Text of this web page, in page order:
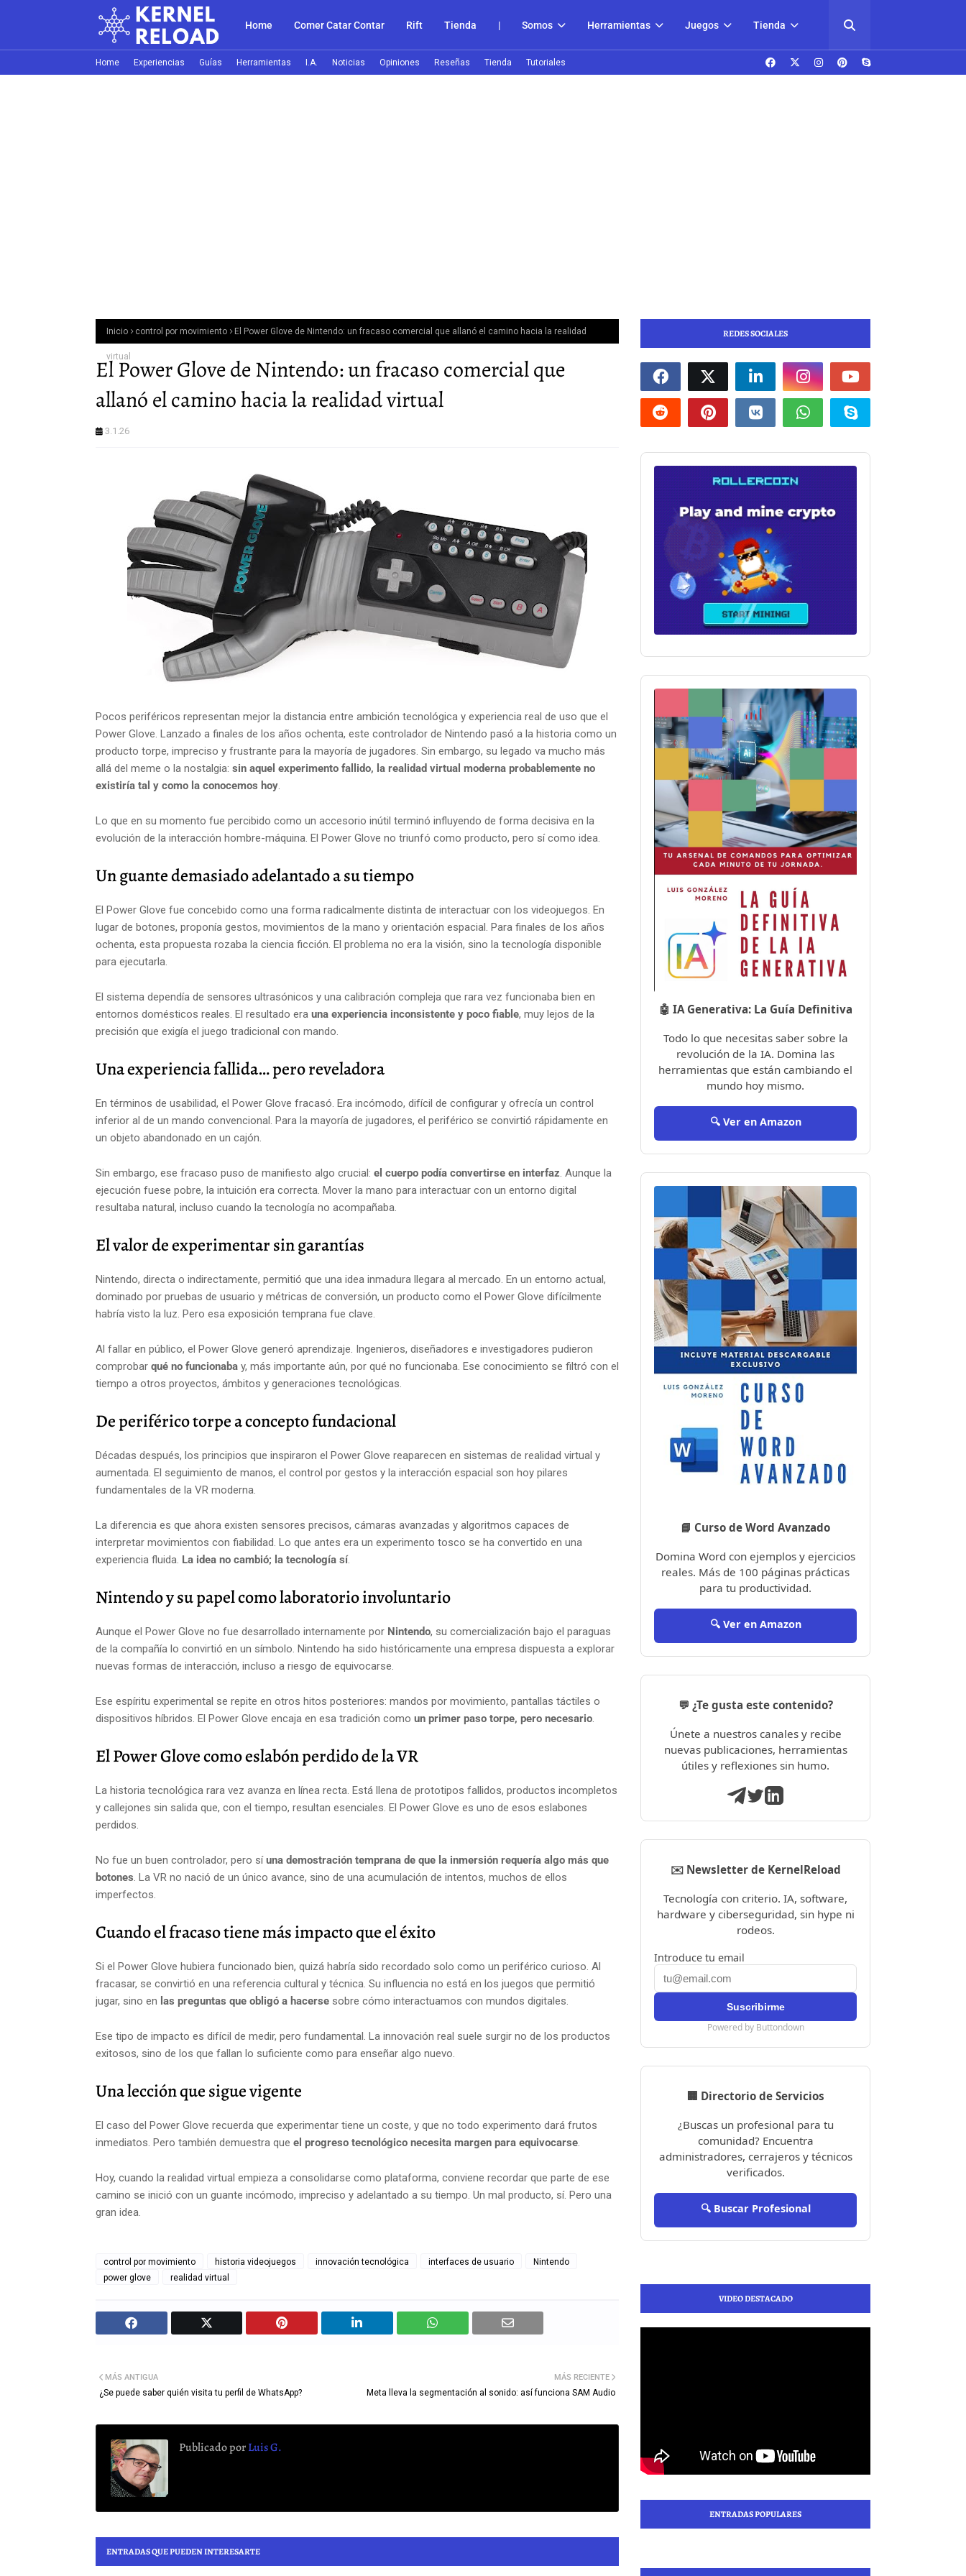
Home Comer Catar Contar Rift Tienda | Somos Herramientas Juegos Tienda
Home Experiencias Guías Herramientas I.A. Noticias Opiniones Reseñas Tienda Tutoriales
Inicio control por movimiento El Power Glove de Nintendo: un fracaso comercial que allanó el camino hacia la realidad
virtual
El Power Glove de Nintendo: un fracaso comercial que
allanó el camino hacia la realidad virtual
3.1.26
Pocos periféricos representan mejor la distancia entre ambición tecnológica y experiencia real de uso que el
Power Glove. Lanzado a finales de los años ochenta, este controlador de Nintendo pasó a la historia como un
producto torpe, impreciso y frustrante para la mayoría de jugadores. Sin embargo, su legado va mucho más
allá del meme o la nostalgia: sin aquel experimento fallido, la realidad virtual moderna probablemente no
existiría tal y como la conocemos hoy.
Lo que en su momento fue percibido como un accesorio inútil terminó influyendo de forma decisiva en la
evolución de la interacción hombre-máquina. El Power Glove no triunfó como producto, pero sí como idea.
Un guante demasiado adelantado a su tiempo
El Power Glove fue concebido como una forma radicalmente distinta de interactuar con los videojuegos. En
lugar de botones, proponía gestos, movimientos de la mano y orientación espacial. Para finales de los años
ochenta, esta propuesta rozaba la ciencia ficción. El problema no era la visión, sino la tecnología disponible
para ejecutarla.
El sistema dependía de sensores ultrasónicos y una calibración compleja que rara vez funcionaba bien en
entornos domésticos reales. El resultado era una experiencia inconsistente y poco fiable, muy lejos de la
precisión que exigía el juego tradicional con mando.
Una experiencia fallida… pero reveladora
En términos de usabilidad, el Power Glove fracasó. Era incómodo, difícil de configurar y ofrecía un control
inferior al de un mando convencional. Para la mayoría de jugadores, el periférico se convirtió rápidamente en
un objeto abandonado en un cajón.
Sin embargo, ese fracaso puso de manifiesto algo crucial: el cuerpo podía convertirse en interfaz. Aunque la
ejecución fuese pobre, la intuición era correcta. Mover la mano para interactuar con un entorno digital
resultaba natural, incluso cuando la tecnología no acompañaba.
El valor de experimentar sin garantías
Nintendo, directa o indirectamente, permitió que una idea inmadura llegara al mercado. En un entorno actual,
dominado por pruebas de usuario y métricas de conversión, un producto como el Power Glove difícilmente
habría visto la luz. Pero esa exposición temprana fue clave.
Al fallar en público, el Power Glove generó aprendizaje. Ingenieros, diseñadores e investigadores pudieron
comprobar qué no funcionaba y, más importante aún, por qué no funcionaba. Ese conocimiento se filtró con el
tiempo a otros proyectos, ámbitos y generaciones tecnológicas.
De periférico torpe a concepto fundacional
Décadas después, los principios que inspiraron el Power Glove reaparecen en sistemas de realidad virtual y
aumentada. El seguimiento de manos, el control por gestos y la interacción espacial son hoy pilares
fundamentales de la VR moderna.
La diferencia es que ahora existen sensores precisos, cámaras avanzadas y algoritmos capaces de
interpretar movimientos con fiabilidad. Lo que antes era un experimento tosco se ha convertido en una
experiencia fluida. La idea no cambió; la tecnología sí.
Nintendo y su papel como laboratorio involuntario
Aunque el Power Glove no fue desarrollado internamente por Nintendo, su comercialización bajo el paraguas
de la compañía lo convirtió en un símbolo. Nintendo ha sido históricamente una empresa dispuesta a explorar
nuevas formas de interacción, incluso a riesgo de equivocarse.
Ese espíritu experimental se repite en otros hitos posteriores: mandos por movimiento, pantallas táctiles o
dispositivos híbridos. El Power Glove encaja en esa tradición como un primer paso torpe, pero necesario.
El Power Glove como eslabón perdido de la VR
La historia tecnológica rara vez avanza en línea recta. Está llena de prototipos fallidos, productos incompletos
y callejones sin salida que, con el tiempo, resultan esenciales. El Power Glove es uno de esos eslabones
perdidos.
No fue un buen controlador, pero síuna demostración temprana de que la inmersión requería algo más que
botones. La VR no nació de un único avance, sino de una acumulación de intentos, muchos de ellos
imperfectos.
Cuando el fracaso tiene más impacto que el éxito
Si el Power Glove hubiera funcionado bien, quizá habría sido recordado solo como un periférico curioso. Al
fracasar, se convirtió en una referencia cultural y técnica. Su influencia no está en los juegos que permitió
jugar, sino en las preguntas que obligó a hacerse sobre cómo interactuamos con mundos digitales.
Ese tipo de impacto es difícil de medir, pero fundamental. La innovación real suele surgir no de los productos
exitosos, sino de los que fallan lo suficiente como para enseñar algo nuevo.
Una lección que sigue vigente
El caso del Power Glove recuerda que experimentar tiene un coste, y que no todo experimento dará frutos
inmediatos. Pero también demuestra que el progreso tecnológico necesita margen para equivocarse.
Hoy, cuando la realidad virtual empieza a consolidarse como plataforma, conviene recordar que parte de ese
camino se inició con un guante incómodo, impreciso y adelantado a su tiempo. Un mal producto, sí. Pero una
gran idea.
control por movimiento historia videojuegos innovación tecnológica interfaces de usuario
Nintendo
power glove
realidad virtual
MÁS RECIENTE
Meta lleva la segmentación al sonido: así funciona SAM Audio
MÁS ANTIGUA
¿Se puede saber quién visita tu perfil de WhatsApp?
Publicado porLuis G.
ENTRADAS QUE PUEDEN INTERESARTE
REDES SOCIALES
🤖 IA Generativa: La Guía Definitiva
Todo lo que necesitas saber sobre la
revolución de la IA. Domina las
herramientas que están cambiando el
mundo hoy mismo.
🔍 Ver en Amazon
📘 Curso de Word Avanzado
Domina Word con ejemplos y ejercicios
reales. Más de 100 páginas prácticas
para tu productividad.
🔍 Ver en Amazon
💬 ¿Te gusta este contenido?
Únete a nuestros canales y recibe
nuevas publicaciones, herramientas
útiles y reflexiones sin humo.
✉️ Newsletter de KernelReload
Tecnología con criterio. IA, software,
hardware y ciberseguridad, sin hype ni
rodeos.
Introduce tu email
Powered by Buttondown
🏢 Directorio de Servicios
¿Buscas un profesional para tu
comunidad? Encuentra
administradores, cerrajeros y técnicos
verificados.
🔍 Buscar Profesional
VIDEO DESTACADO
ENTRADAS POPULARES